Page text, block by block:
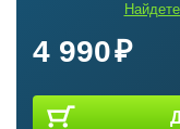
4 990